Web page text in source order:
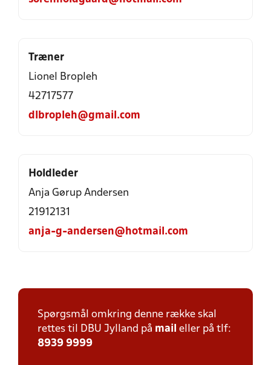
Træner
Lionel Bropleh
42717577
dlbropleh@gmail.com
Holdleder
Anja Gørup Andersen
21912131
anja-g-andersen@hotmail.com
Spørgsmål omkring denne række skal
rettes til DBU Jylland på mail eller på tlf:
8939 9999